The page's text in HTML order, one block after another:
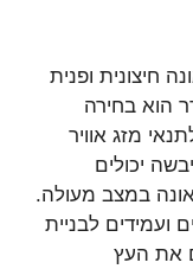
חיצונית ופנית
הוא בחירה
מזג אוויר
יכולים
במצב מעולה.
ועמידים לבניית
את העץ